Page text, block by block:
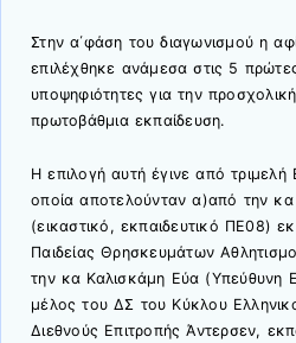
Στην α΄φάση του διαγωνισμού η
επιλέχθηκε ανάμεσα στις 5
υποψηφιότητες για την
πρωτοβάθμια εκπαίδευση.
Η επιλογή αυτή έγινε από τριμελή
οποία αποτελούνταν α)από την
(εικαστικό, εκπαιδευτικό ΠΕ08)
Παιδείας Θρησκευμάτων
την κα Καλισκάμη Εύα (Υπεύθυνη
μέλος του ΔΣ του Κύκλου
Διεθνούς Επιτροπής Άντερσεν,